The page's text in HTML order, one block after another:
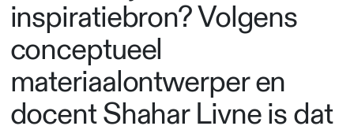
inspiratiebron? Volgens
conceptueel
materiaalontwerper en
docent Shahar Livne is dat